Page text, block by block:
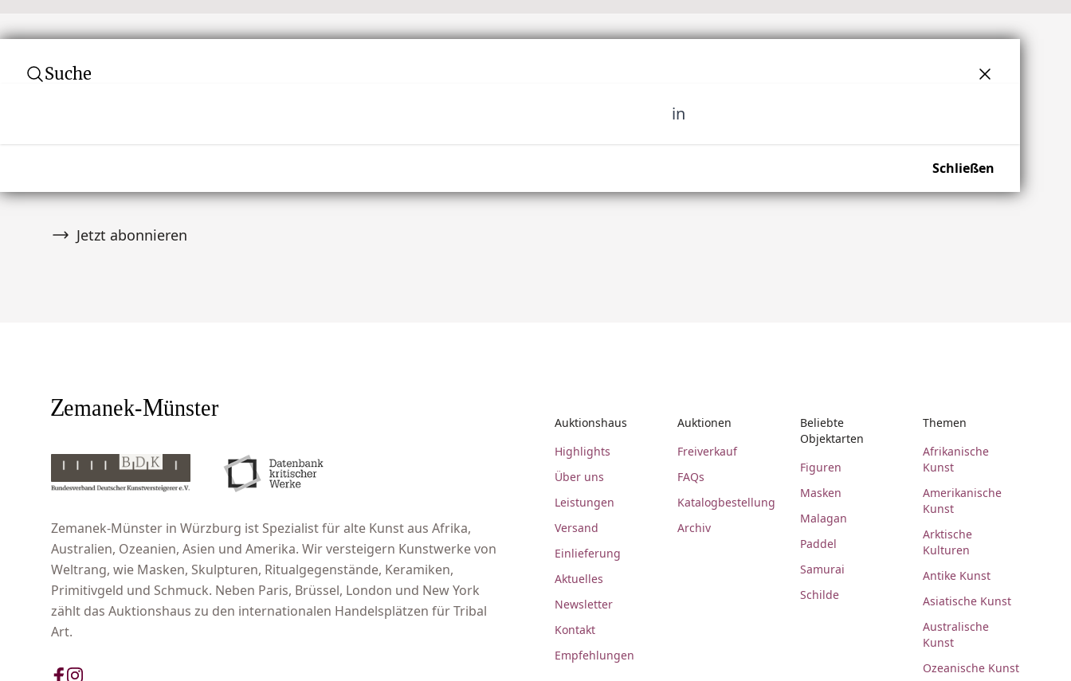
Suche
in
Schließen
Jetzt abonnieren
Zemanek-Münster in Würzburg ist Spezialist für alte Kunst aus Afrika,
Australien, Ozeanien, Asien und Amerika. Wir versteigern Kunstwerke von
Weltrang, wie Masken, Skulpturen, Ritualgegenstände, Keramiken,
Primitivgeld und Schmuck. Neben Paris, Brüssel, London und New York
zählt das Auktionshaus zu den internationalen Handelsplätzen für Tribal
Art.
Auktionshaus
Highlights
Über uns
Leistungen
Versand
Einlieferung
Aktuelles
Newsletter
Kontakt
Empfehlungen
Auktionen
Freiverkauf
FAQs
Katalogbestellung
Archiv
Beliebte
Objektarten
Figuren
Masken
Malagan
Paddel
Samurai
Schilde
Themen
Afrikanische
Kunst
Amerikanische
Kunst
Arktische
Kulturen
Antike Kunst
Asiatische Kunst
Australische
Kunst
Ozeanische Kunst